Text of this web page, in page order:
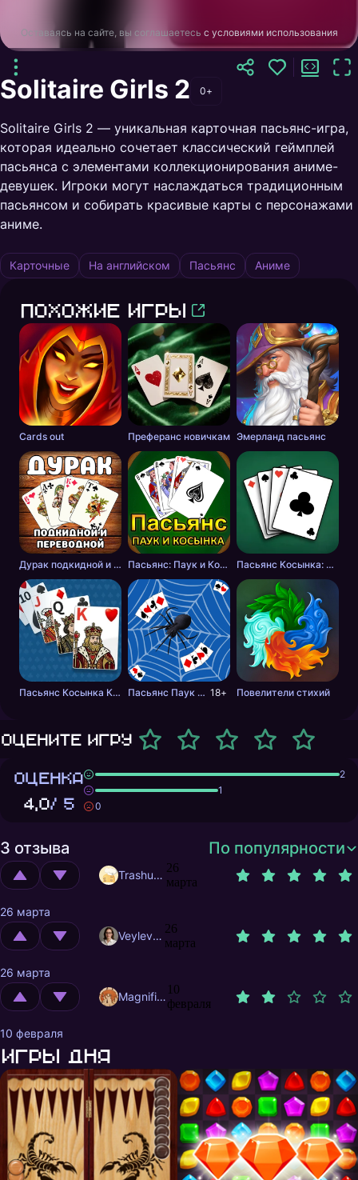
Оставаясь на сайте, вы соглашаетесь с условиями использования
Solitaire Girls 2 0+
Solitaire Girls 2 — уникальная карточная пасьянс-игра,
которая идеально сочетает классический геймплей
пасьянса с элементами коллекционирования аниме-
девушек. Игроки могут наслаждаться традиционным
пасьянсом и собирать красивые карты с персонажами
аниме.
Карточные На английском Пасьянс Аниме
Похожие игры
Cards out Преферанс новичкам Эмерланд пасьянс
Дурак подкидной и переводной Пасьянс: Паук и Косынка Пасьянс Косынка: Вечная русская классика
Пасьянс Косынка Крупные карты Пасьянс Паук классический 18+ Повелители стихий
Оцените игру
ОЦЕНКА
4,0/ 5
2
1
0
3 отзыва По популярности
Trashuser
26
марта
26 марта
Veylevas
26
марта
26 марта
MagnificentMrFox
10
февраля
10 февраля
Игры дня